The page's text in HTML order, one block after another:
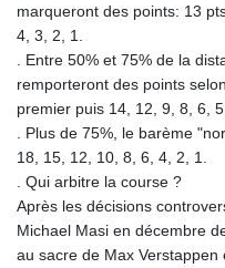
marqueront des points: 13
4, 3, 2, 1.
. Entre 50% et 75% de la
remporteront des points
premier puis 14, 12, 9, 8, 6,
. Plus de 75%, le barème
18, 15, 12, 10, 8, 6, 4, 2, 1.
. Qui arbitre la course ?
Après les décisions
Michael Masi en décembre
au sacre de Max